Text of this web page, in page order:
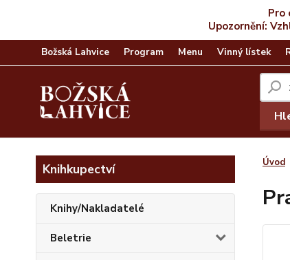
Pro
Upozornění:
Božská Lahvice Program Menu Vinný lístek
Knihkupectví
Knihy/Nakladatelé
Beletrie
Úvod